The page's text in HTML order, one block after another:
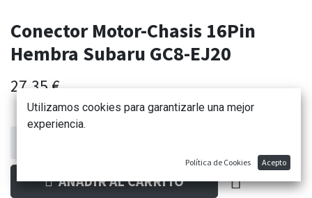
Conector Motor-Chasis 16Pin
Hembra Subaru GC8-EJ20
27,35 €
AÑADIR AL CARRITO
Utilizamos cookies para garantizarle una mejor
experiencia.
Política de Cookies Acepto